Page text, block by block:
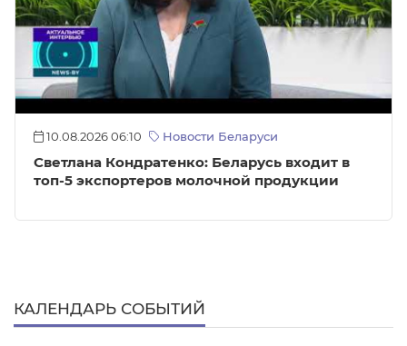
10.08.2026 06:10 Новости Беларуси
Светлана Кондратенко: Беларусь входит в
топ-5 экспортеров молочной продукции
КАЛЕНДАРЬ СОБЫТИЙ